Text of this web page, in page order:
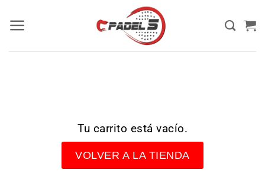
Tu carrito está vacío.
VOLVER A LA TIENDA